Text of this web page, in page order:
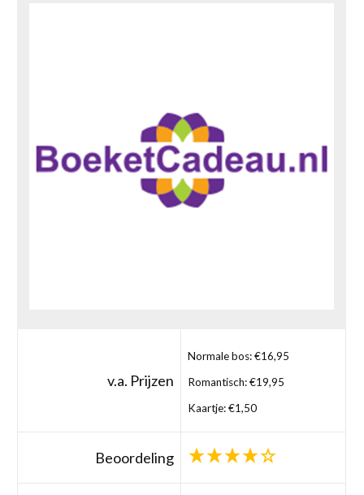
v.a. Prijzen
Normale bos: €16,95
Romantisch: €19,95
Kaartje: €1,50
Beoordeling